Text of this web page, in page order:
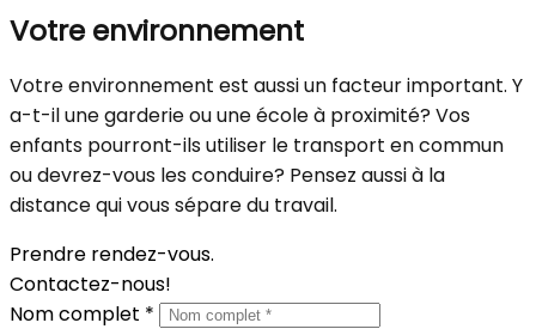
Votre environnement
Votre environnement est aussi un facteur important. Y
a-t-il une garderie ou une école à proximité? Vos
enfants pourront-ils utiliser le transport en commun
ou devrez-vous les conduire? Pensez aussi à la
distance qui vous sépare du travail.
Prendre rendez-vous.
Contactez-nous!
Nom complet *